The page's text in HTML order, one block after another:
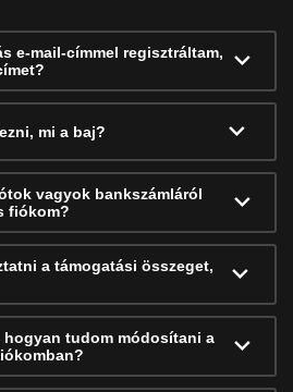
e-mail-címmel regisztráltam,
mi a baj?
vagyok bankszámláról
fiókom?
a támogatási összeget,
hogyan tudom módosítani a